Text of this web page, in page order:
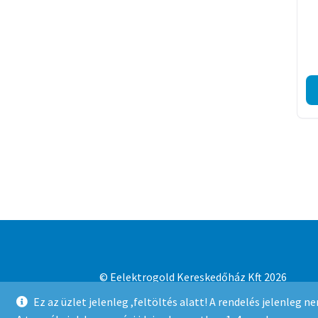
Ez az üzlet jelenleg ,feltöltés alatt! A rendelés jelenleg
© Eelektrogold Kereskedőház Kft 2026
Adatvédelmi irányelvek
Built with